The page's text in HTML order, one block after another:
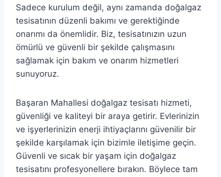
Sadece kurulum değil, aynı zamanda doğalgaz
tesisatının düzenli bakımı ve gerektiğinde
onarımı da önemlidir. Biz, tesisatınızın uzun
ömürlü ve güvenli bir şekilde çalışmasını
sağlamak için bakım ve onarım hizmetleri
sunuyoruz.
Başaran Mahallesi doğalgaz tesisatı hizmeti,
güvenliği ve kaliteyi bir araya getirir. Evlerinizin
ve işyerlerinizin enerji ihtiyaçlarını güvenilir bir
şekilde karşılamak için bizimle iletişime geçin.
Güvenli ve sıcak bir yaşam için doğalgaz
tesisatını profesyonellere bırakın. Böylece tam